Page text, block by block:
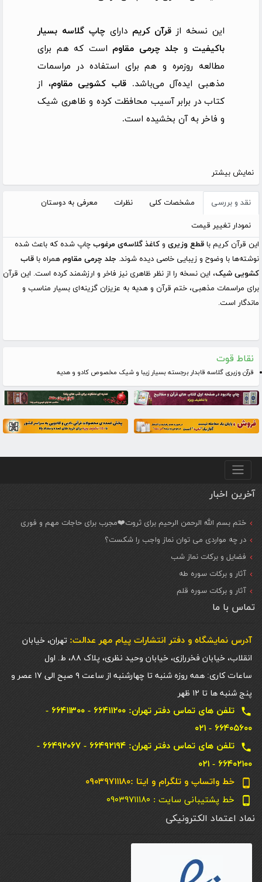
این نسخه از قرآن کریم دارایچاپ گلاسه بسیار
باکیفیت و جلد چرمی مقاوم است که هم برای
مطالعه روزمره و هم برای استفاده در مراسمات
مذهبی ایده‌آل می‌باشد. قاب کشویی مقاوم، از
کتاب در برابر آسیب محافظت کرده و ظاهری شیک
و فاخر به آن بخشیده است.
نمایش بیشتر
نقد و بررسی مشخصات کلی نظرات معرفی به دوستان
نمودار تغییر قیمت
این قرآن کریم با قطع وزیری و کاغذ گلاسه‌ی مرغوب چاپ شده که باعث شده
نوشته‌ها با وضوح و زیبایی خاصی دیده شوند. جلد چرمی مقاوم همراه با قاب
کشویی شیک، این نسخه را از نظر ظاهری نیز فاخر و ارزشمند کرده است. این قرآن
برای مراسمات مذهبی، ختم قرآن و هدیه به عزیزان گزینه‌ای بسیار مناسب و
ماندگار است.
نقاط قوت
قرآن وزیری گلاسه قابدار برجسته بسیار زیبا و شیک مخصوص کادو و هدیه
منو پایین
آخرین اخبار
ختم بسم الله الرحمن الرحیم برای ثروت❤️مجرب برای حاجات مهم و فوری
در چه مواردی می توان نماز واجب را شکست؟
فضایل و برکات نماز شب
آثار و برکات سوره طه
آثار و برکات سوره قلم
تماس با ما
آدرس نمایشگاه و دفتر انتشارات پيام مهر عدالت: تهران، خیابان
انقلاب، خیابان فخررازی، خیابان وحید نظری، پلاک ۸۸، ط. اول
ساعات کاری: همه روزه شنبه تا چهارشنبه از ساعت ۹ صبح الی ۱۷ عصر و
پنج شنبه ها تا ۱۲ ظهر
local_phone
تلفن های تماس دفتر تهران: ۶۶۴۱۱۲۰۰ - ۶۶۴۱۱۳۰۰ -
۶۶۴۰۵۶۰۰ - ۰۲۱
local_phone
تلفن های تماس دفتر تهران: ۶۶۴۹۲۱۹۴ - ۶۶۴۹۲۰۶۷ -
۶۶۴۰۲۱۰۰ - ۰۲۱
phone_android خط واتساپ و تلگرام و ایتا :۰۹۰۳۹۷۱۱۱۸۰
phone_android خط پشتیبانی سایت : ۰۹۰۳۹۷۱۱۱۸۰
نماد اعتماد الکترونیکی